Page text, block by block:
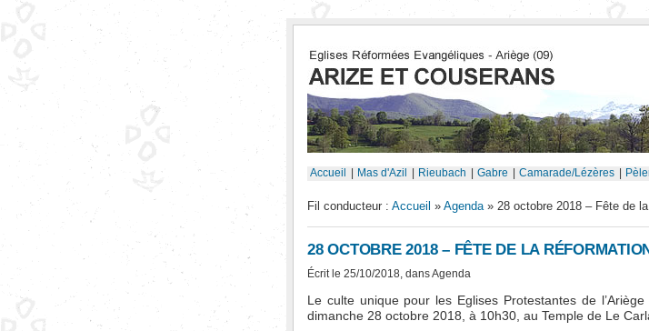
Accueil Mas d'Azil Rieubach Gabre Camarade/Lézères
Fil conducteur : Accueil » Agenda» 28 octobre 2018 – Fête de
28 OCTOBRE 2018 – FÊTE DE LA
Écrit le 25/10/2018, dansAgenda
Le culte unique pour les Eglises Protestantes de
dimanche 28 octobre 2018, à 10h30, au Temple de Le